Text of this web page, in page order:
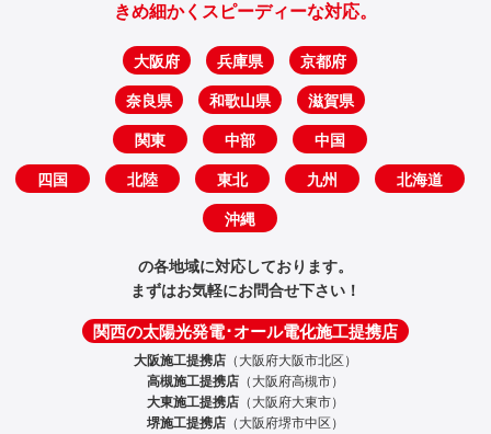
きめ細かくスピーディーな対応。
大阪府 兵庫県 京都府
奈良県 和歌山県 滋賀県
関東 中部 中国
四国 北陸 東北 九州 北海道
沖縄
の各地域に対応しております。
まずはお気軽にお問合せ下さい！
関西の太陽光発電･オール電化施工提携店
大阪施工提携店 （大阪府大阪市北区）
高槻施工提携店 （大阪府高槻市）
大東施工提携店 （大阪府大東市）
堺施工提携店 （大阪府堺市中区）